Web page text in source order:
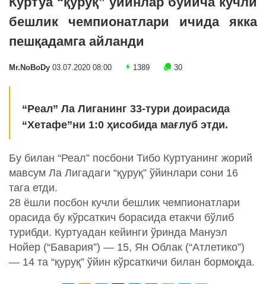
бешлик чемпионатлари ичида якка
пешқадамга айланди
Mr.NoBoDy 03.07.2020 08:00 1389 30
“Реал” Ла Лиганинг 33-тури доирасида
“Хетафе”ни 1:0 ҳисобида мағлуб этди.
Бу билан “Реал” посбони Тибо Куртуанинг жорий
мавсум Ла Лигадаги “қуруқ” ўйинлари сони 16
тага етди.
28 ёшли посбон кучли бешлик чемпионатлари
орасида бу кўрсаткич борасида етакчи бўлиб
турибди. Куртуадан кейинги ўринда Мануэл
Нойер (“Бавария”) — 15, Ян Облак (“Атлетико”)
— 14 та “қуруқ” ўйин кўрсаткичи билан бормоқда.